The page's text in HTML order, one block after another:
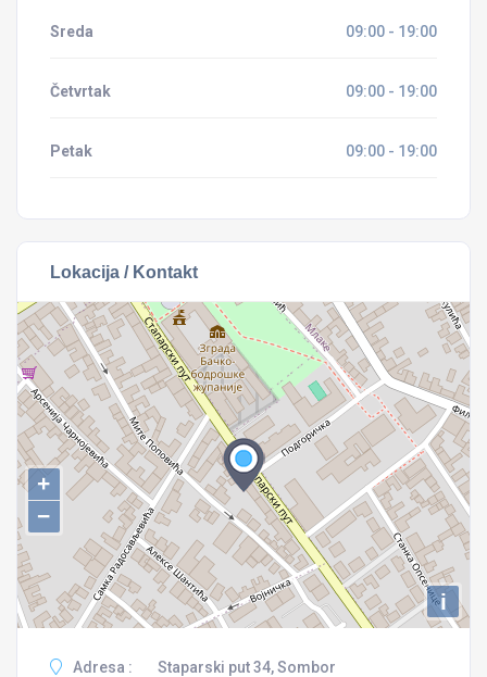
Sreda 09:00 - 19:00
Četvrtak 09:00 - 19:00
Petak 09:00 - 19:00
Lokacija / Kontakt
+
−
i
Adresa : Staparski put 34, Sombor